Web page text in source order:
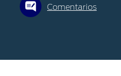
Comentarios